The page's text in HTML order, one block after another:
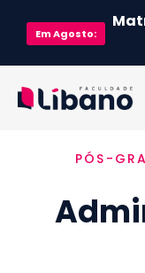
EmAgosto:
Ementa
Como funciona
PÓS-